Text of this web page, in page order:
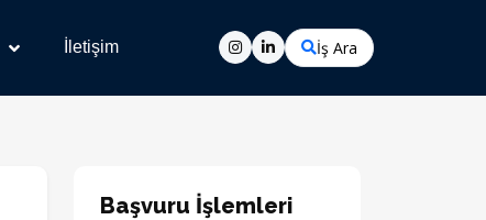
İletişim İş Ara
Başvuru İşlemleri